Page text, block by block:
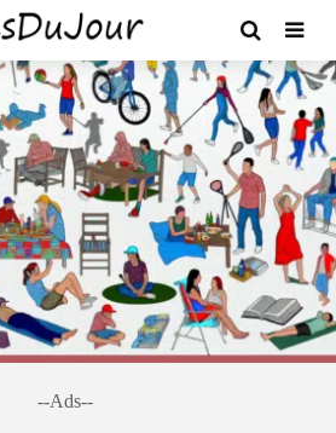
--Ads--